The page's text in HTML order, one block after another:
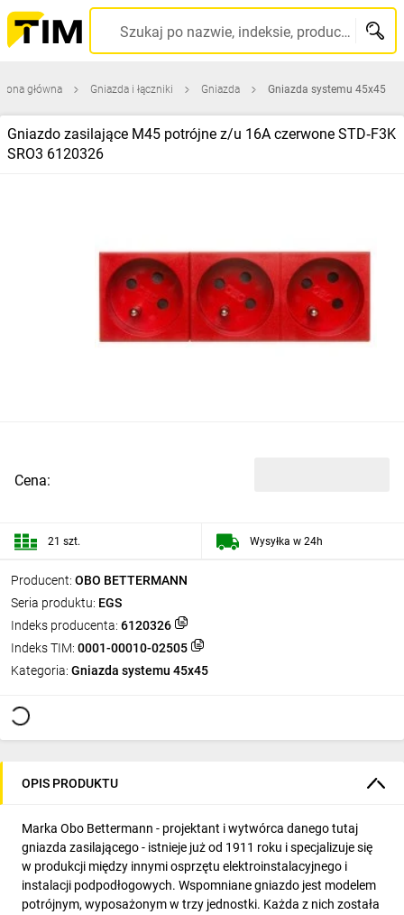
Szukaj po nazwie, indeksie, producencie, kodzie kreskowym...
główna Gniazda i łączniki Gniazda Gniazda systemu 45x45
Gniazdo zasilające M45 potrójne z/u 16A czerwone STD‑F3K
SRO3 6120326
Producent: OBO BETTERMANN
Seria produktu: EGS
Indeks producenta: 6120326
Indeks TIM: 0001-00010-02505
Kategoria: Gniazda systemu 45x45
Cena:
21 szt. Wysyłka w 24h
OPIS PRODUKTU
Marka Obo Bettermann - projektant i wytwórca danego tutaj
gniazda zasilającego - istnieje już od 1911 roku i specjalizuje się
w produkcji między innymi osprzętu elektroinstalacyjnego i
instalacji podpodłogowych. Wspomniane gniazdo jest modelem
potrójnym, wyposażonym w trzy jednostki. Każda z nich została